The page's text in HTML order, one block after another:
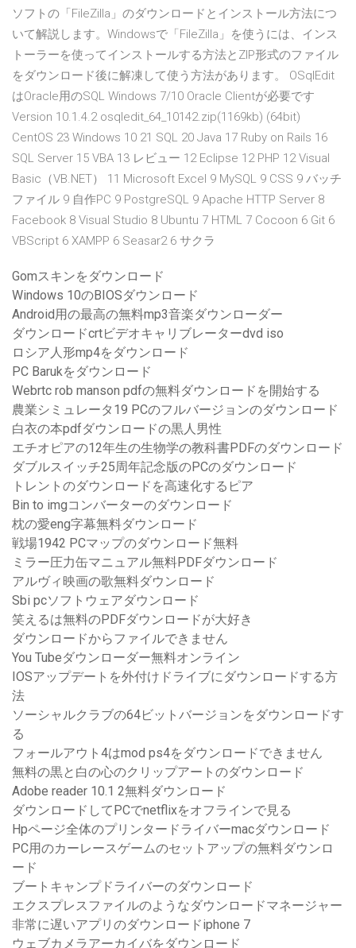
ソフトの「FileZilla」のダウンロードとインストール方法につ
いて解説します。Windowsで「FileZilla」を使うには、インス
トーラーを使ってインストールする方法とZIP形式のファイル
をダウンロード後に解凍して使う方法があります。 OSqlEdit
はOracle用のSQL Windows 7/10 Oracle Clientが必要です
Version 10.1.4.2 osqledit_64_10142.zip(1169kb) (64bit)
CentOS 23 Windows 10 21 SQL 20 Java 17 Ruby on Rails 16
SQL Server 15 VBA 13 レビュー 12 Eclipse 12 PHP 12 Visual
Basic（VB.NET） 11 Microsoft Excel 9 MySQL 9 CSS 9 バッチ
ファイル 9 自作PC 9 PostgreSQL 9 Apache HTTP Server 8
Facebook 8 Visual Studio 8 Ubuntu 7 HTML 7 Cocoon 6 Git 6
VBScript 6 XAMPP 6 Seasar2 6 サクラ
Gomスキンをダウンロード
Windows 10のBIOSダウンロード
Android用の最高の無料mp3音楽ダウンローダー
ダウンロードcrtビデオキャリブレーターdvd iso
ロシア人形mp4をダウンロード
PC Barukをダウンロード
Webrtc rob manson pdfの無料ダウンロードを開始する
農業シミュレータ19 PCのフルバージョンのダウンロード
白衣の本pdfダウンロードの黒人男性
エチオピアの12年生の生物学の教科書PDFのダウンロード
ダブルスイッチ25周年記念版のPCのダウンロード
トレントのダウンロードを高速化するピア
Bin to imgコンバーターのダウンロード
枕の愛eng字幕無料ダウンロード
戦場1942 PCマップのダウンロード無料
ミラー圧力缶マニュアル無料PDFダウンロード
アルヴィ映画の歌無料ダウンロード
Sbi pcソフトウェアダウンロード
笑えるは無料のPDFダウンロードが大好き
ダウンロードからファイルできません
You Tubeダウンローダー無料オンライン
IOSアップデートを外付けドライブにダウンロードする方
法
ソーシャルクラブの64ビットバージョンをダウンロードす
る
フォールアウト4はmod ps4をダウンロードできません
無料の黒と白の心のクリップアートのダウンロード
Adobe reader 10.1 2無料ダウンロード
ダウンロードしてPCでnetflixをオフラインで見る
Hpページ全体のプリンタードライバーmacダウンロード
PC用のカーレースゲームのセットアップの無料ダウンロ
ード
ブートキャンプドライバーのダウンロード
エクスプレスファイルのようなダウンロードマネージャー
非常に遅いアプリのダウンロードiphone 7
ウェブカメラアーカイバをダウンロード